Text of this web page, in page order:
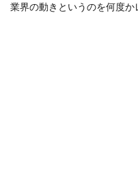
業界の動きというのを何度か